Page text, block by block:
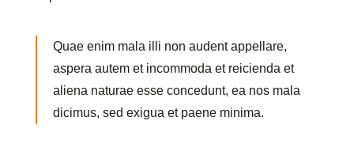
Quae enim mala illi non audent appellare,
aspera autem et incommoda et reicienda et
aliena naturae esse concedunt, ea nos mala
dicimus, sed exigua et paene minima.